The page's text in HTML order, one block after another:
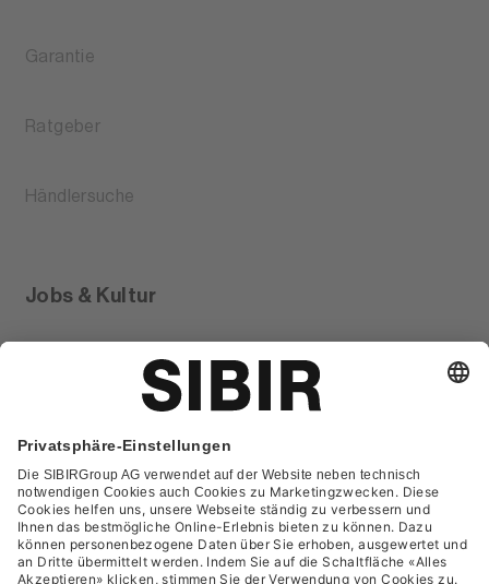
Garantie
Ratgeber
Händlersuche
Jobs & Kultur
Glossar
Kontakt
FAQ